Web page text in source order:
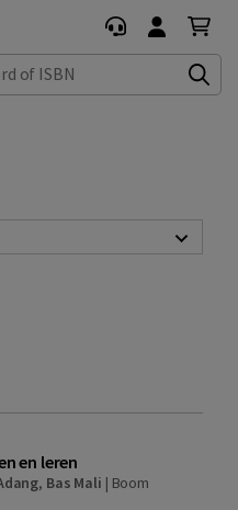
en leren
, Bas Mali | Boom